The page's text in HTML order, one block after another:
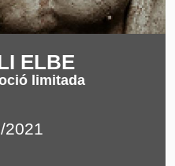
ELBE
limitada
2021